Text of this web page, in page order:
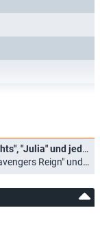
HBO-Max-Highlights im Mai: "Wuthering Heights", "Julia" und jede Menge gute Animationsserien
Morty"-Staffel (01.05.2026)